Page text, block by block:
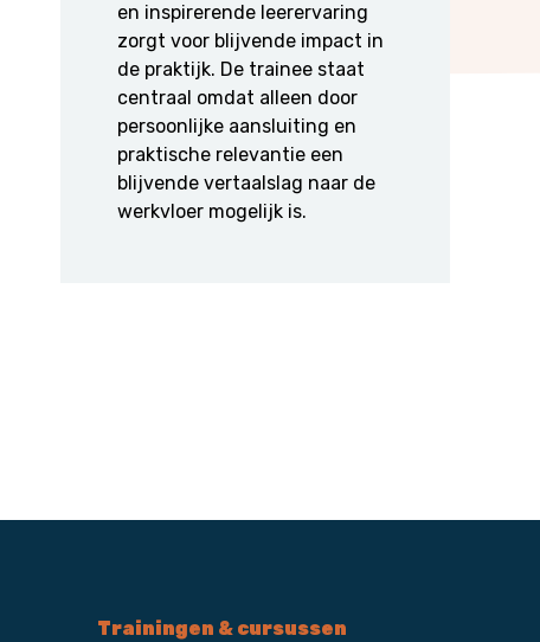
en inspirerende leerervaring
zorgt voor blijvende impact in
de praktijk. De trainee staat
centraal omdat alleen door
persoonlijke aansluiting en
praktische relevantie een
blijvende vertaalslag naar de
werkvloer mogelijk is.
Trainingen & cursussen